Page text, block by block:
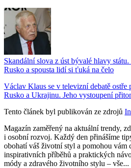
Skandální slova z úst bývalé hlavy
Rusko a spousta lidí si ťuká na čelo
Václav Klaus se v televizní debatě ostře
Rusko a Ukrajinu. Jeho vystoupení
Tento článek byl publikován ze zdrojů
Magazín zaměřený na aktuální trendy,
i osobní rozvoj. Každý den přinášíme
obohatí váš životní styl a pomohou vám
inspirativních příběhů a praktických
módy a zdravého životního stylu – vše...